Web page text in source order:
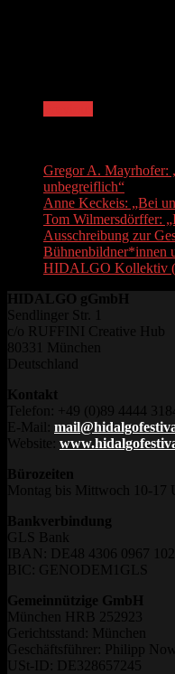
Gregor A. Mayrhofer:
unbegreiflich“
Anne Keckeis: „Bei
Tom Wilmersdörffer:
Ausschreibung zur
Bühnenbildner*innen
HIDALGO Kollektiv
HIDALGO gGmbH
Sendlinger Str. 1
c/o RUFFINI Creative Hub
80331 München
Deutschland
Kontakt
Telefon: +49 (0)89 4444
E-Mail:
Website:
Bürozeiten
Montag bis Mittwoch 10-17
Bankverbindung
GLS Bank
IBAN: DE48 4306 0967
BIC: GENODEM1GLS
Gemeinnützige GmbH
München HRB 252923
Gerichtsstand: München
Geschäftsführer: Philipp
USt-ID: DE328657245